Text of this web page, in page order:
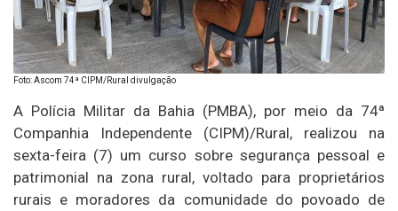
Foto: Ascom 74ª CIPM/Rural divulgação
A Polícia Militar da Bahia (PMBA), por meio da 74ª
Companhia Independente (CIPM)/Rural, realizou na
sexta-feira (7) um curso sobre segurança pessoal e
patrimonial na zona rural, voltado para proprietários
rurais e moradores da comunidade do povoado de